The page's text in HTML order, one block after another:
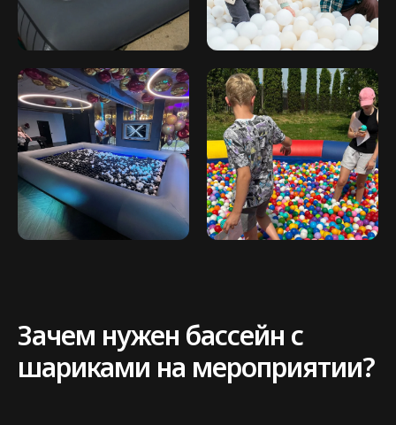
Зачем нужен бассейн с
шариками на мероприятии?
Согласие на обработку персональных
данных
Политика конфиденциальности